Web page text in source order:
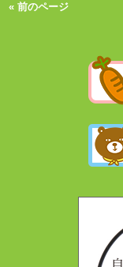
« 前のページ